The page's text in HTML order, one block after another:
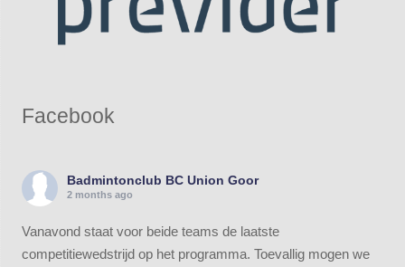
Facebook
Badmintonclub BC Union Goor
2 months ago
Vanavond staat voor beide teams de laatste
competitiewedstrijd op het programma. Toevallig mogen we